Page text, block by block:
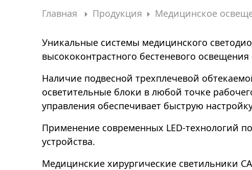
Главная Продукция Медицинское
Уникальные системы медицинского
высококонтрастного бестеневого
Наличие подвесной трехплечевой
осветительные блоки в любой точке
управления обеспечивает быструю
Применение современных LED-технологий
устройства.
Медицинские хирургические светильники